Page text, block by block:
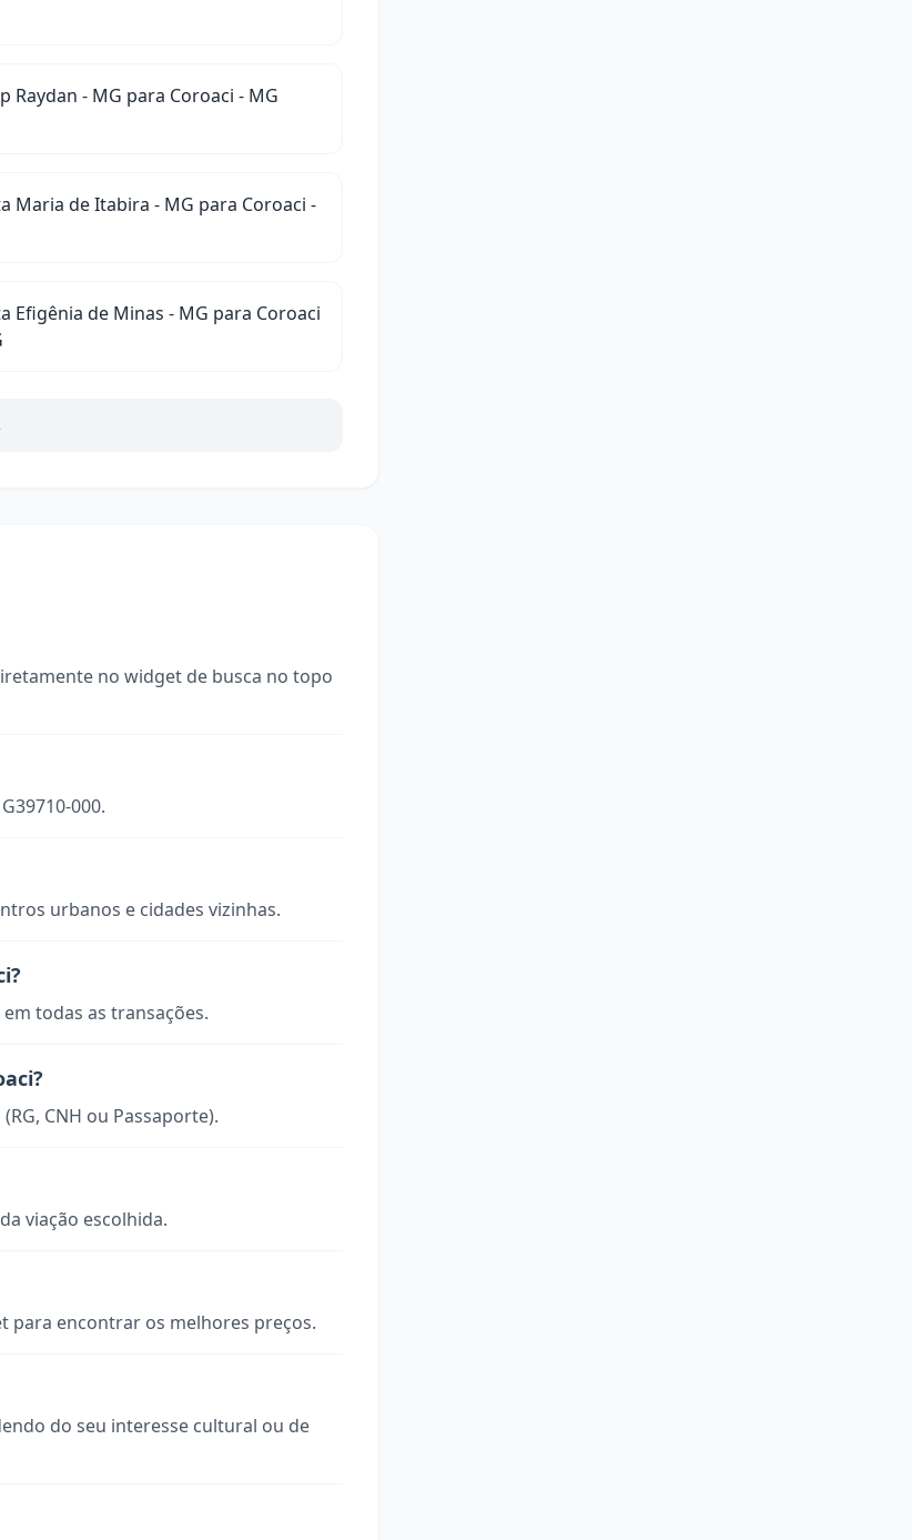
Raydan - MG para Coroaci - MG
Maria de Itabira - MG para Coroaci -
Efigênia de Minas - MG para Coroaci
no widget de busca no topo
000.
urbanos e cidades vizinhas.
todas as transações.
CNH ou Passaporte).
viação escolhida.
para encontrar os melhores preços.
do seu interesse cultural ou de